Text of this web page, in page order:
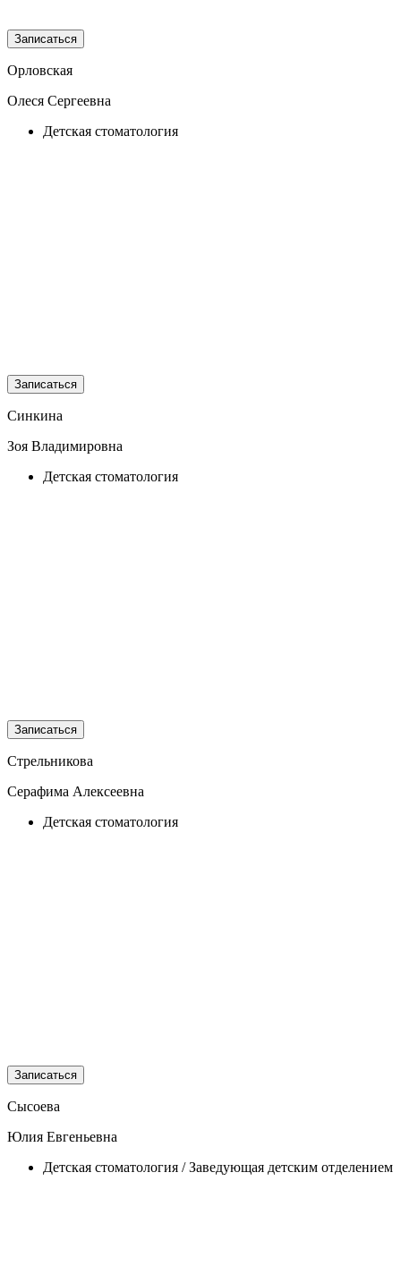
Записаться
Орловская
Олеся Сергеевна
Детская стоматология
Записаться
Синкина
Зоя Владимировна
Детская стоматология
Записаться
Стрельникова
Серафима Алексеевна
Детская стоматология
Записаться
Сысоева
Юлия Евгеньевна
Детская стоматология / Заведующая детским отделением